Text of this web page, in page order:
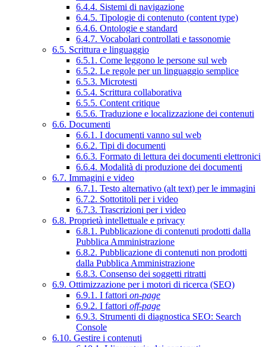
6.4.4. Sistemi di navigazione
6.4.5. Tipologie di contenuto (content type)
6.4.6. Ontologie e standard
6.4.7. Vocabolari controllati e tassonomie
6.5. Scrittura e linguaggio
6.5.1. Come leggono le persone sul web
6.5.2. Le regole per un linguaggio semplice
6.5.3. Microtesti
6.5.4. Scrittura collaborativa
6.5.5. Content critique
6.5.6. Traduzione e localizzazione dei contenuti
6.6. Documenti
6.6.1. I documenti vanno sul web
6.6.2. Tipi di documenti
6.6.3. Formato di lettura dei documenti elettronici
6.6.4. Modalità di produzione dei documenti
6.7. Immagini e video
6.7.1. Testo alternativo (alt text) per le immagini
6.7.2. Sottotitoli per i video
6.7.3. Trascrizioni per i video
6.8. Proprietà intellettuale e privacy
6.8.1. Pubblicazione di contenuti prodotti dalla
Pubblica Amministrazione
6.8.2. Pubblicazione di contenuti non prodotti
dalla Pubblica Amministrazione
6.8.3. Consenso dei soggetti ritratti
6.9. Ottimizzazione per i motori di ricerca (SEO)
6.9.1. I fattori on-page
6.9.2. I fattori off-page
6.9.3. Strumenti di diagnostica SEO: Search
Console
6.10. Gestire i contenuti